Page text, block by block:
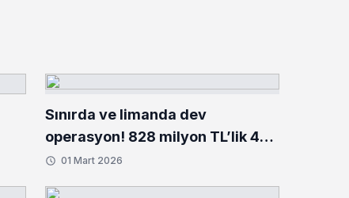
Sınırda ve limanda dev
operasyon! 828 milyon TL’lik 484
kilo uyuşturucu ele geçirildi
01 Mart 2026